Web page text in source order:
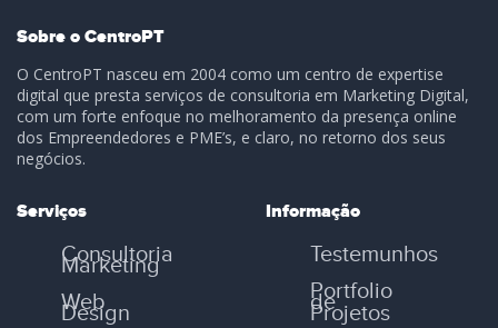
Sobre o CentroPT
O CentroPT nasceu em 2004 como um centro de expertise
digital que presta serviços de consultoria em Marketing Digital,
com um forte enfoque no melhoramento da presença online
dos Empreendedores e PME’s, e claro, no retorno dos seus
negócios.
Serviços
Consultoria
Marketing
Web
Design
Informação
Testemunhos
Portfolio
de
Projetos